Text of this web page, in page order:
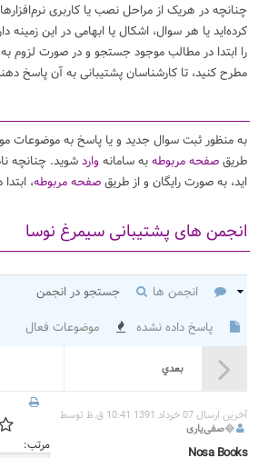
چنانچه در هریک از مراحل نصب یا کاربری
کرده‌اید یا هر سوال، اشکال یا ابهامی در این زمینه
را ابتدا در مطالب موجود جستجو و در صورت لزوم
مطرح کنید، تا کارشناسان پشتیبانی به آن پاسخ
به منظور ثبت سوال جدید و یا پاسخ به موضوعات
طریقصفحه مربوطهبه سامانه واردشوید. چنانچه
اید، به صورت رایگان و از طریقصفحه مربوطه،
انجمن های پشتیبانی سیمرغ نوسا
انجمن ها
جستجو در انجمن
پاسخ داده نشده
موضوعات فعال
بعدي
آخرين ارسال 07 خرداد 1391 10:41 ق.ظ توسط
�صفی‌یاری
Nosa Books
مرتب: